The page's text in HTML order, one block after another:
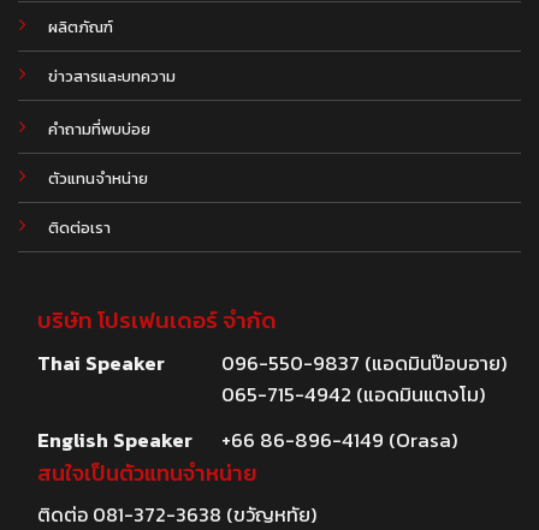
ผลิตภัณฑ์
ข่าวสารและบทความ
.
คำถามที่พบบ่อย
ตัวแทนจำหน่าย
ติดต่อเรา
บริษัท โปรเฟนเดอร์ จำกัด
Thai Speaker
096-550-9837 (แอดมินป๊อบอาย)
065-715-4942 (แอดมินแตงโม)
English Speaker
+66 86-896-4149 (Orasa)
สนใจเป็นตัวแทนจำหน่าย
ติดต่อ 081-372-3638 (ขวัญหทัย)